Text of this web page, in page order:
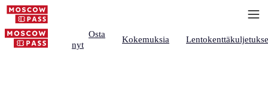
Osta
nyt
Kokemuksia